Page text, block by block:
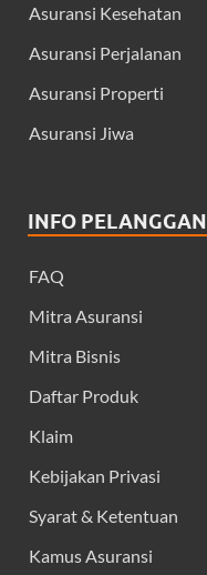
Asuransi Kesehatan
Asuransi Perjalanan
Asuransi Properti
Asuransi Jiwa
INFO PELANGGAN
FAQ
Mitra Asuransi
Mitra Bisnis
Daftar Produk
Klaim
Kebijakan Privasi
Syarat & Ketentuan
Kamus Asuransi